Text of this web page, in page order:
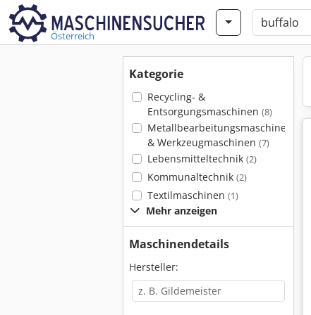
Österreich
Kategorie
Recycling- &
Entsorgungsmaschinen (8)
Metallbearbeitungsmaschinen
& Werkzeugmaschinen (7)
Lebensmitteltechnik (2)
Kommunaltechnik (2)
Textilmaschinen (1)
Mehr anzeigen
Maschinendetails
Hersteller: